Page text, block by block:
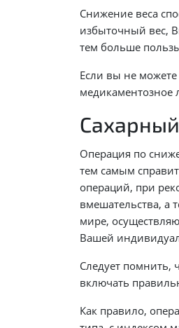
Снижение веса
избыточный вес,
тем больше
Если вы не
медикаментозное
Операция по
тем самым
операций, при
вмешательства, а
мире,
Вашей
Следует помнить,
включать
Как правило,